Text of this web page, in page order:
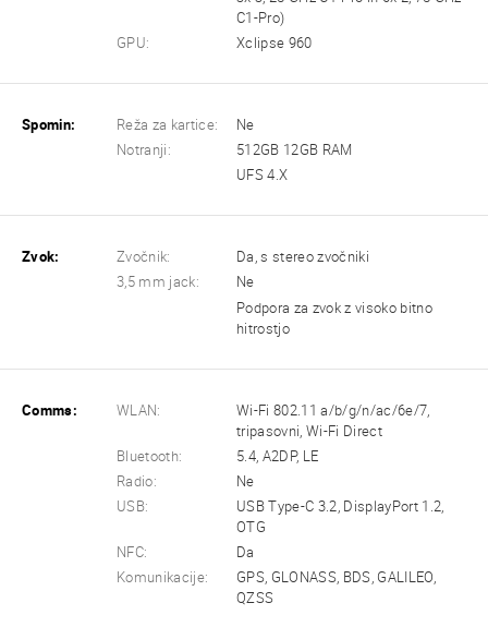
C1-Pro)
GPU:
Xclipse 960
Spomin: Reža za kartice:
Ne
Notranji:
512GB 12GB RAM
UFS 4.X
Zvok: Zvočnik:
Da, s stereo zvočniki
3,5 mm jack:
Ne
Podpora za zvok z visoko bitno
hitrostjo
Comms: WLAN:
Wi-Fi 802.11 a/b/g/n/ac/6e/7,
tripasovni, Wi-Fi Direct
Bluetooth:
5.4, A2DP, LE
Radio:
Ne
USB:
USB Type-C 3.2, DisplayPort 1.2,
OTG
NFC:
Da
Komunikacije:
GPS, GLONASS, BDS, GALILEO,
QZSS